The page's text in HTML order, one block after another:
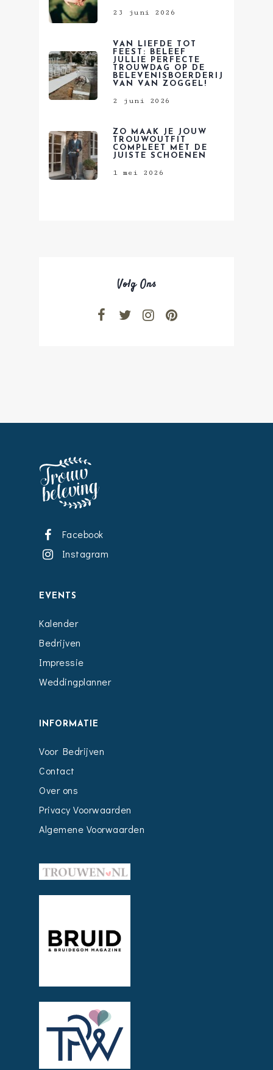
23 juni 2026
VAN LIEFDE TOT
FEEST: BELEEF
JULLIE PERFECTE
TROUWDAG OP DE
BELEVENISBOERDERIJ
VAN VAN ZOGGEL!
2 juni 2026
ZO MAAK JE JOUW
TROUWOUTFIT
COMPLEET MET DE
JUISTE SCHOENEN
1 mei 2026
Volg Ons
Facebook
Instagram
EVENTS
Kalender
Bedrijven
Impressie
Weddingplanner
INFORMATIE
Voor Bedrijven
Contact
Over ons
Privacy Voorwaarden
Algemene Voorwaarden